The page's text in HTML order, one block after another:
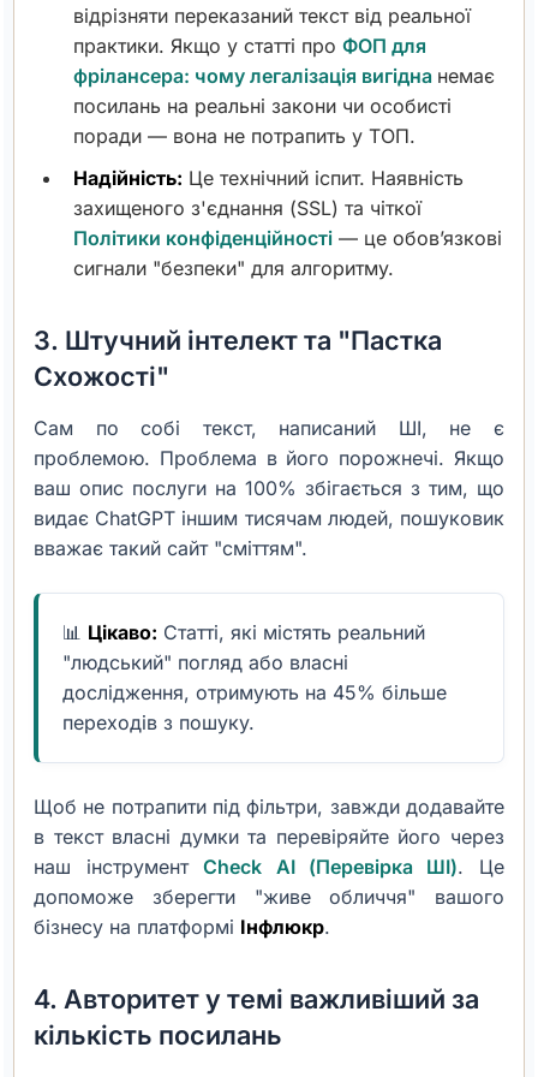
відрізняти переказаний текст від реальної
практики. Якщо у статті проФОП для
фрілансера: чому легалізація вигідна немає
посилань на реальні закони чи особисті
поради — вона не потрапить у ТОП.
Надійність: Це технічний іспит. Наявність
захищеного з'єднання (SSL) та чіткої
Політики конфіденційності — це обов’язкові
сигнали "безпеки" для алгоритму.
3. Штучний інтелект та "Пастка
Схожості"
Сам по собі текст, написаний ШІ, не є
проблемою. Проблема в його порожнечі. Якщо
ваш опис послуги на 100% збігається з тим, що
видає ChatGPT іншим тисячам людей, пошуковик
вважає такий сайт "сміттям".
📊 Цікаво: Статті, які містять реальний
"людський" погляд або власні
дослідження, отримують на 45% більше
переходів з пошуку.
Щоб не потрапити під фільтри, завжди додавайте
в текст власні думки та перевіряйте його через
наш інструментCheck AI (Перевірка ШІ). Це
допоможе зберегти "живе обличчя" вашого
бізнесу на платформі Інфлюкр.
4. Авторитет у темі важливіший за
кількість посилань